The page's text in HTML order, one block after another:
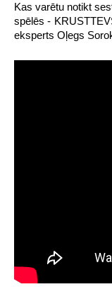
Kas varētu notikt
spēlēs -
eksperts Oļegs